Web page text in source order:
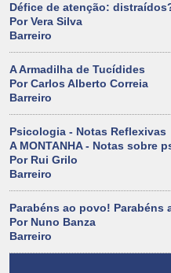
Défice de atenção:
Por Vera Silva
Barreiro
A Armadilha de Tucídides
Por Carlos Alberto Correia
Barreiro
Psicologia - Notas Reflexivas
A MONTANHA - Notas sobre
Por Rui Grilo
Barreiro
Parabéns ao povo! Parabéns
Por Nuno Banza
Barreiro